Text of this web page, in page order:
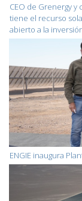
CEO de Grenergy
tiene el recurso
abierto a la
ENGIE inaugura